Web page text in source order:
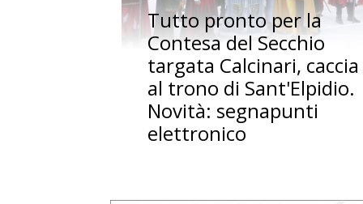
Tutto pronto per la
Contesa del Secchio
targata Calcinari, caccia
al trono di Sant'Elpidio.
Novità: segnapunti
elettronico